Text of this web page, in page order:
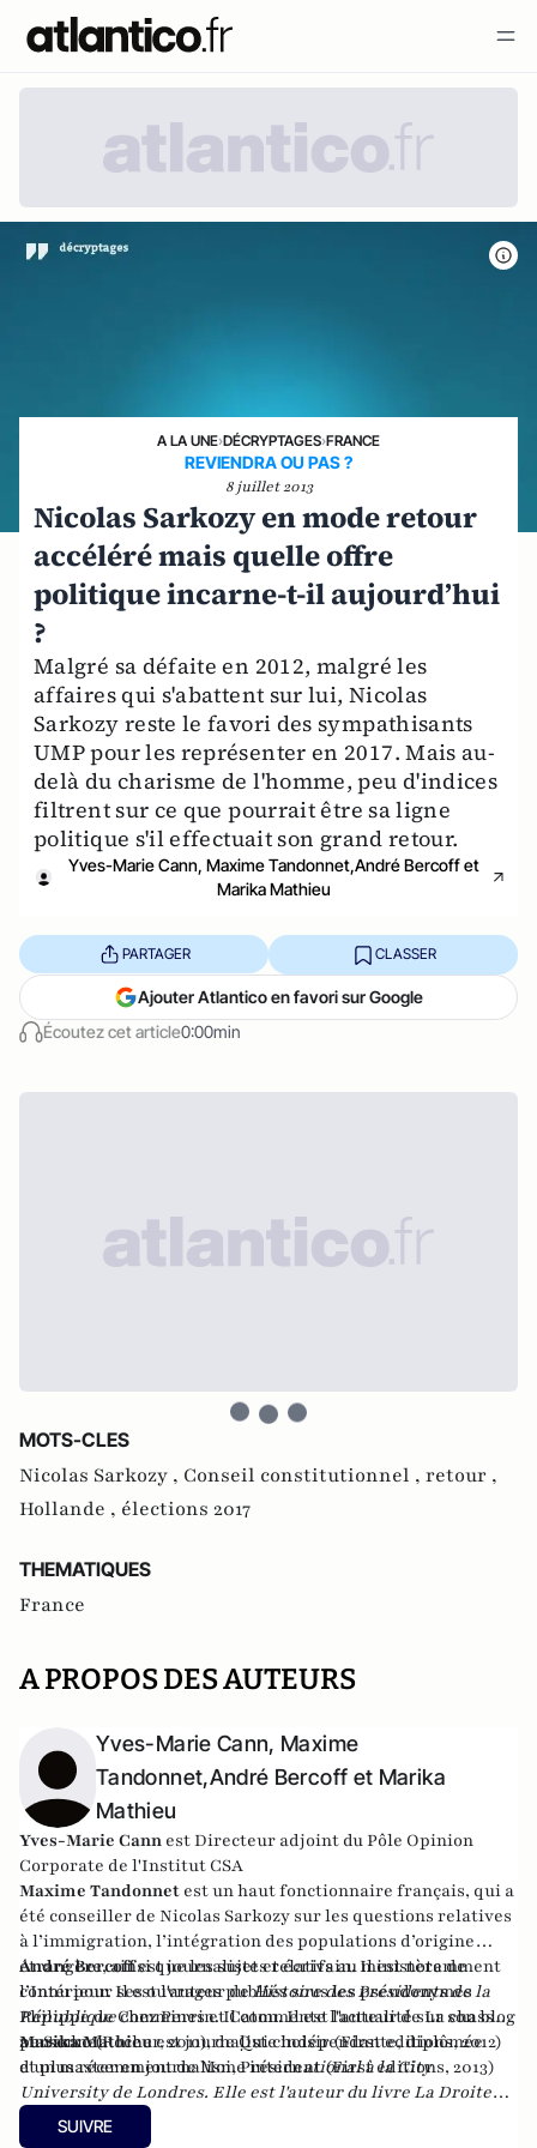
A LA UNE›DÉCRYPTAGES›FRANCE
REVIENDRA OU PAS ?
8 juillet 2013
Nicolas Sarkozy en mode retour
accéléré mais quelle offre
politique incarne-t-il aujourd’hui
?
Malgré sa défaite en 2012, malgré les
affaires qui s'abattent sur lui, Nicolas
Sarkozy reste le favori des sympathisants
UMP pour les représenter en 2017. Mais au-
delà du charisme de l'homme, peu d'indices
filtrent sur ce que pourrait être sa ligne
politique s'il effectuait son grand retour.
Yves-Marie Cann, Maxime Tandonnet,André Bercoff et
Marika Mathieu
Écoutez cet article0:00min
PARTAGER CLASSER
Ajouter Atlantico en favori sur Google
MOTS-CLES
Nicolas Sarkozy , Conseil constitutionnel , retour ,
Hollande , élections 2017
THEMATIQUES
France
A PROPOS DES AUTEURS
Yves-Marie Cann, Maxime
Tandonnet,André Bercoff et Marika
Mathieu
Yves-Marie Cann est Directeur adjoint du Pôle Opinion
Corporate de l'Institut CSA
Maxime Tandonnet est un haut fonctionnaire français, qui a
été conseiller de Nicolas Sarkozy sur les questions relatives
à l’immigration, l’intégration des populations d’origine
étrangère, ainsi que les sujets relatifs au ministère de
l’Intérieur. Il est l'auteur deHistoire des Présidents de la
Républiquechez Perrin. Il commente l'actualité sur son blog
personnel.
André Bercoffest journaliste et écrivain. Il est notamment
connu pour ses ouvrages publiés sous les pseudonymes
Philippe de Commines et Caton. Il est l'auteur de La chasse
au Sarko (Rocher, 2011), de Qui choisir (First editions, 2012)
et plus récemment de Moi, Président (First editions, 2013)
Marika Mathieuest journaliste indépendante, diplômée
d'un master en journalisme international à la City
University de Londres. Elle est l'auteur du livre La Droite
Forte : Année Zéro - Enquête sur les courants d'une droite
sans chef
le 2 mai 2013 aux éditions de La Martinière.
SUIVRE